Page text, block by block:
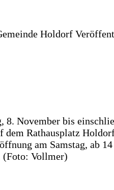
Holdorf
8. November bis
dem Rathausplatz
am Samstag, ab
Vollmer)